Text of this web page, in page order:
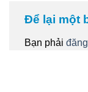
Để lại một
Bạn phải